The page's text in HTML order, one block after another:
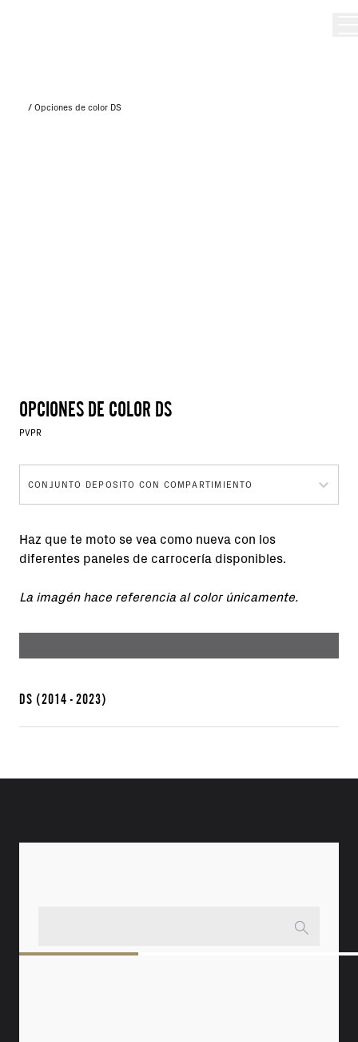
/ Opciones de color DS
OPCIONES DE COLOR DS
PVPR
CONJUNTO DEPOSITO CON COMPARTIMIENTO
Haz que te moto se vea como nueva con los
diferentes paneles de carrocería disponibles.
La imagén hace referencia al color únicamente.
DS (2014 - 2023)